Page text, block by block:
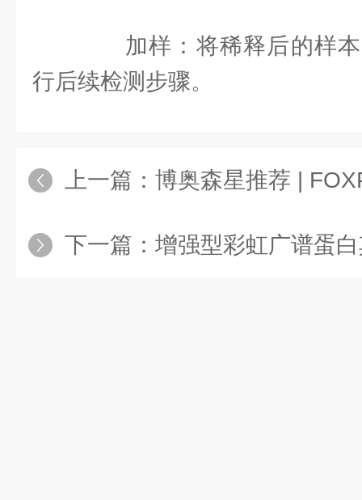
加样：将稀释后的样本
行后续检测步骤。
上一篇： 博奥森星推荐 |
下一篇： 增强型彩虹广谱蛋